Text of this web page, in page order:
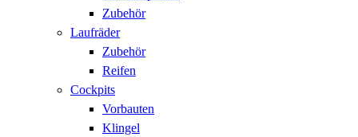
Zubehör
Laufräder
Zubehör
Reifen
Cockpits
Vorbauten
Klingel